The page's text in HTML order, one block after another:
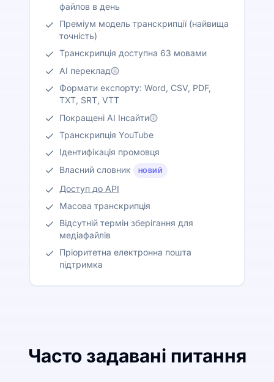
файлов в день
Преміум модель транскрипції (найвища
точність)
Транскрипція доступна 63 мовами
AI переклад
Формати експорту: Word, CSV, PDF,
TXT, SRT, VTT
Покращені AI Інсайти
Транскрипція YouTube
Ідентифікація промовця
Власний словник
НОВИЙ
Доступ до API
Масова транскрипція
Відсутній термін зберігання для
медіафайлів
Пріоритетна електронна пошта
підтримка
Часто задавані питання